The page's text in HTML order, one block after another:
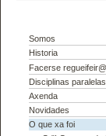
Somos
Historia
Facerse regueifeir@
Disciplinas paralelas
Axenda
Novidades
O que xa foi